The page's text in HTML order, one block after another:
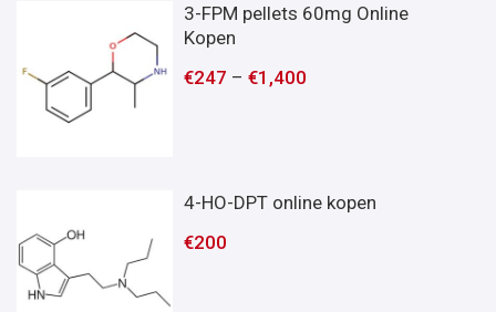
3-FPM pellets 60mg Online
Kopen
€247 –€1,400
4-HO-DPT online kopen
€200